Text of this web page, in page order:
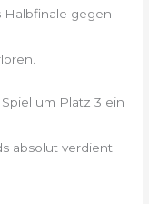
Halbfinale gegen
um Platz 3 ein
absolut verdient